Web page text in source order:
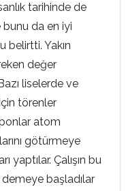
tarihinde de
da en iyi
belirtti. Yakın
değer
liselerde ve
törenler
atom
götürmeye
yaptılar. Çalışın bu
demeye başladılar